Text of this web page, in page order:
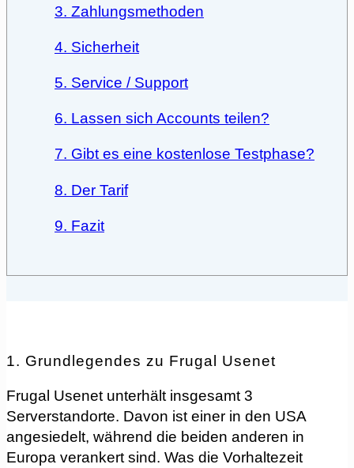
3. Zahlungsmethoden
4. Sicherheit
5. Service / Support
6. Lassen sich Accounts teilen?
7. Gibt es eine kostenlose Testphase?
8. Der Tarif
9. Fazit
1. Grundlegendes zu Frugal Usenet
Frugal Usenet unterhält insgesamt 3
Serverstandorte. Davon ist einer in den USA
angesiedelt, während die beiden anderen in
Europa verankert sind. Was die Vorhaltezeit